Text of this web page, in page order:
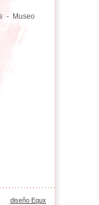
- Museo
diseño Equx